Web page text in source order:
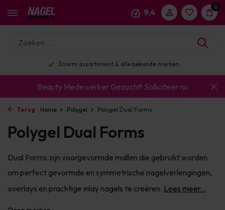
9,4
0
Enorm assortiment & alle bekende merken
Beauty Medewerker Gezocht! Solliciteer nu
Terug Home Polygel Polygel Dual Forms
Polygel Dual Forms
Dual Forms zijn voorgevormde mallen die gebruikt worden
om perfect gevormde en symmetrische nagelverlengingen,
overlays en prachtige inlay nagels te creëren. Lees meer...